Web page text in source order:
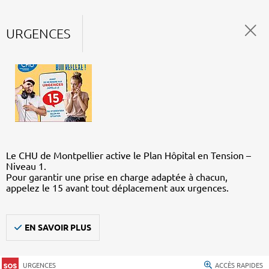
URGENCES
Le CHU de Montpellier active le Plan Hôpital en Tension –
Niveau 1.
Pour garantir une prise en charge adaptée à chacun,
appelez le 15 avant tout déplacement aux urgences.
EN SAVOIR PLUS
URGENCES ACCÈS RAPIDES